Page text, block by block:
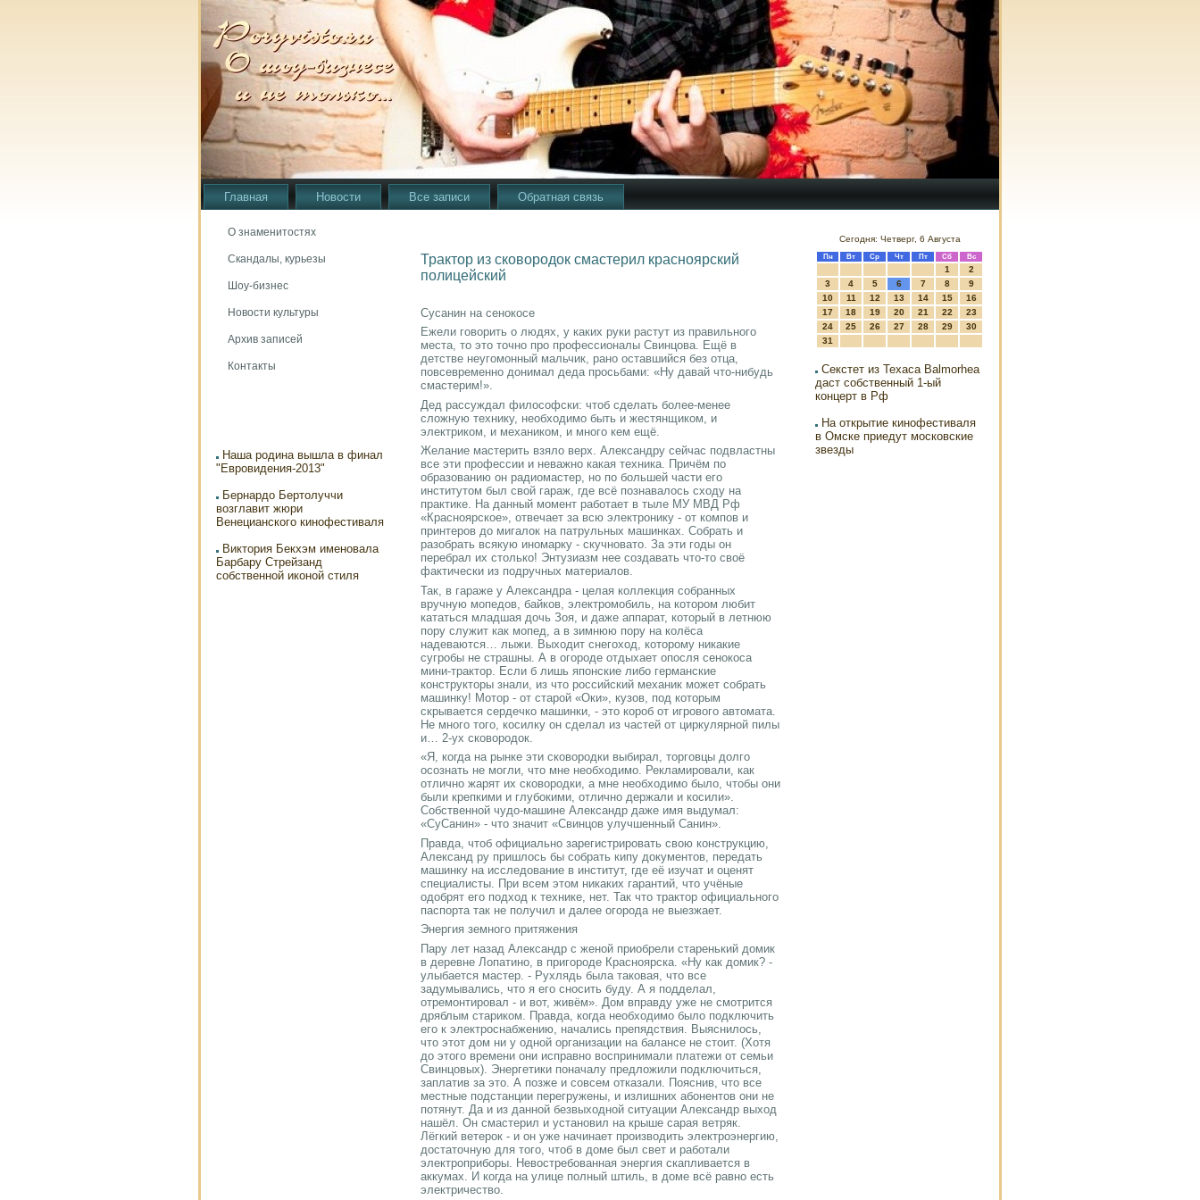
Главная Новости Все записи Обратная связь
О знаменитостях
Скандалы, курьезы
Шоу-бизнес
Новости культуры
Архив записей
Контакты
Наша родина вышла в финал
"Евровидения-2013"
Бернардо Бертолуччи
возглавит жюри
Венецианского кинофестиваля
Виктория Бекхэм именовала
Барбару Стрейзанд
собственной иконой стиля
Трактор из сковородок смастерил красноярский
полицейский
Сусанин на сенокосе
Ежели говорить о людях, у каких руки растут из правильного
места, то это точно про профессионалы Свинцова. Ещё в
детстве неугомонный мальчик, рано оставшийся без отца,
повсевременно донимал деда просьбами: «Ну давай что-нибудь
смастерим!».
Дед рассуждал философски: чтоб сделать более-менее
сложную технику, необходимо быть и жестянщиком, и
электриком, и механиком, и много кем ещё.
Желание мастерить взяло верх. Александру сейчас подвластны
все эти профессии и неважно какая техника. Причём по
образованию он радиомастер, но по большей части его
институтом был свой гараж, где всё познавалось сходу на
практике. На данный момент работает в тыле МУ МВД Рф
«Красноярское», отвечает за всю электронику - от компов и
принтеров до мигалок на патрульных машинках. Собрать и
разобрать всякую иномарку - скучновато. За эти годы он
перебрал их столько! Энтузиазм нее создавать что-то своё
фактически из подручных материалов.
Так, в гараже у Александра - целая коллекция собранных
вручную мопедов, байков, электромобиль, на котором любит
кататься младшая дочь Зоя, и даже аппарат, который в летнюю
пору служит как мопед, а в зимнюю пору на колёса
надеваются… лыжи. Выходит снегоход, которому никакие
сугробы не страшны. А в огороде отдыхает опосля сенокоса
мини-трактор. Если б лишь японские либо германские
конструкторы знали, из что российский механик может собрать
машинку! Мотор - от старой «Оки», кузов, под которым
скрывается сердечко машинки, - это короб от игрового автомата.
Не много того, косилку он сделал из частей от циркулярной пилы
и… 2-ух сковородок.
«Я, когда на рынке эти сковородки выбирал, торговцы долго
осознать не могли, что мне необходимо. Рекламировали, как
отлично жарят их сковородки, а мне необходимо было, чтобы они
были крепкими и глубокими, отлично держали и косили».
Собственной чудо-машине Александр даже имя выдумал:
«СуСанин» - что значит «Свинцов улучшенный Санин».
Правда, чтоб официально зарегистрировать свою конструкцию,
Александ ру пришлось бы собрать кипу документов, передать
машинку на исследование в институт, где её изучат и оценят
специалисты. При всем этом никаких гарантий, что учёные
одобрят его подход к технике, нет. Так что трактор официального
паспорта так не получил и далее огорода не выезжает.
Энергия земного притяжения
Пару лет назад Александр с женой приобрели старенький домик
в деревне Лопатино, в пригороде Красноярска. «Ну как домик? -
улыбается мастер. - Рухлядь была таковая, что все
задумывались, что я его сносить буду. А я подделал,
отремонтировал - и вот, живём». Дом вправду уже не смотрится
дряблым стариком. Правда, когда необходимо было подключить
его к электроснабжению, начались препядствия. Выяснилось,
что этот дом ни у одной организации на балансе не стоит. (Хотя
до этого времени они исправно воспринимали платежи от семьи
Свинцовых). Энергетики поначалу предложили подключиться,
заплатив за это. А позже и совсем отказали. Пояснив, что все
местные подстанции перегружены, и излишних абонентов они не
потянут. Да и из данной безвыходной ситуации Александр выход
нашёл. Он смастерил и установил на крыше сарая ветряк.
Лёгкий ветерок - и он уже начинает производить электроэнергию,
достаточную для того, чтоб в доме был свет и работали
электроприборы. Невостребованная энергия скапливается в
аккумах. И когда на улице полный штиль, в доме всё равно есть
электричество.
Сегодня: Четверг, 6 Августа
Пн Вт Ср Чт Пт Сб Вс
1
2
3
4 5 6 7 8
9
10
11 12 13 14 15
16
17
18 19 20 21 22
23
24
25 26 27 28 29
30
31
Секстет из Техаса Balmorhea
даст собственный 1-ый
концерт в Рф
На открытие кинофестиваля
в Омске приедут московские
звезды